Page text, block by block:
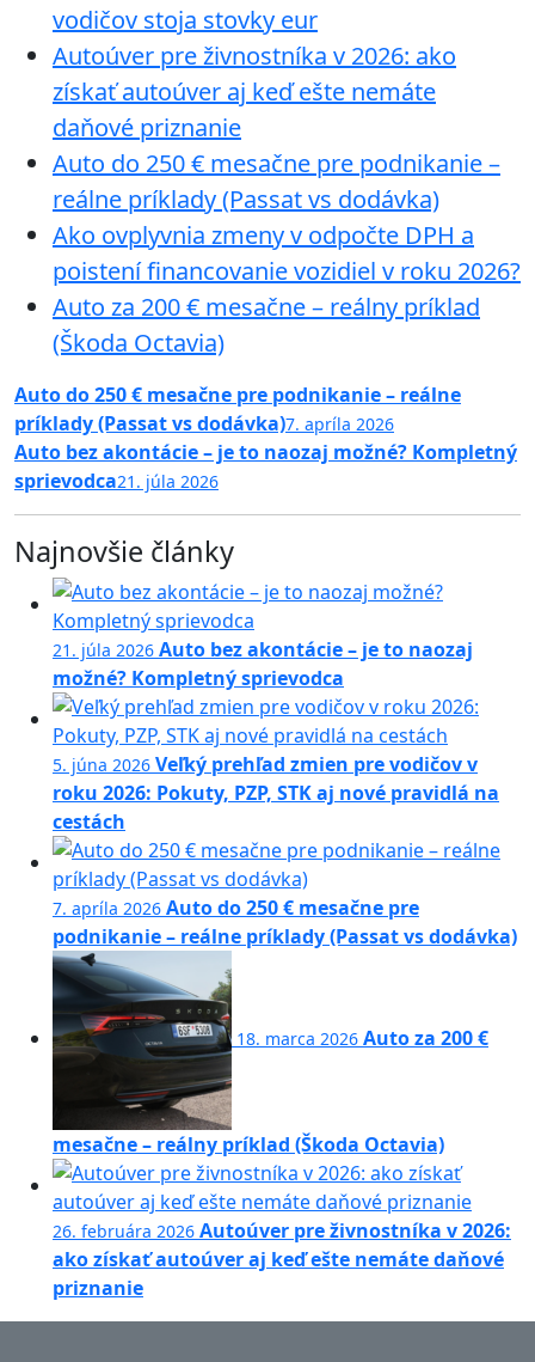
vodičov stoja stovky eur
Autoúver pre živnostníka v 2026: ako
získať autoúver aj keď ešte nemáte
daňové priznanie
Auto do 250 € mesačne pre podnikanie –
reálne príklady (Passat vs dodávka)
Ako ovplyvnia zmeny v odpočte DPH a
poistení financovanie vozidiel v roku 2026?
Auto za 200 € mesačne – reálny príklad
(Škoda Octavia)
Auto do 250 € mesačne pre podnikanie – reálne
príklady (Passat vs dodávka)7. apríla 2026
Auto bez akontácie – je to naozaj možné? Kompletný
sprievodca21. júla 2026
Najnovšie články
21. júla 2026 Auto bez akontácie – je to naozaj
možné? Kompletný sprievodca
5. júna 2026 Veľký prehľad zmien pre vodičov v
roku 2026: Pokuty, PZP, STK aj nové pravidlá na
cestách
7. apríla 2026 Auto do 250 € mesačne pre
podnikanie – reálne príklady (Passat vs dodávka)
18. marca 2026 Auto za 200 €
mesačne – reálny príklad (Škoda Octavia)
26. februára 2026 Autoúver pre živnostníka v 2026:
ako získať autoúver aj keď ešte nemáte daňové
priznanie